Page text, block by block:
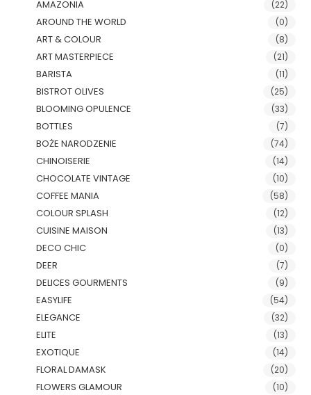
AMAZONIA (22)
AROUND THE WORLD (0)
ART & COLOUR (8)
ART MASTERPIECE (21)
BARISTA (11)
BISTROT OLIVES (25)
BLOOMING OPULENCE (33)
BOTTLES (7)
BOŻE NARODZENIE (74)
CHINOISERIE (14)
CHOCOLATE VINTAGE (10)
COFFEE MANIA (58)
COLOUR SPLASH (12)
CUISINE MAISON (13)
DECO CHIC (0)
DEER (7)
DELICES GOURMENTS (9)
EASYLIFE (54)
ELEGANCE (32)
ELITE (13)
EXOTIQUE (14)
FLORAL DAMASK (20)
FLOWERS GLAMOUR (10)